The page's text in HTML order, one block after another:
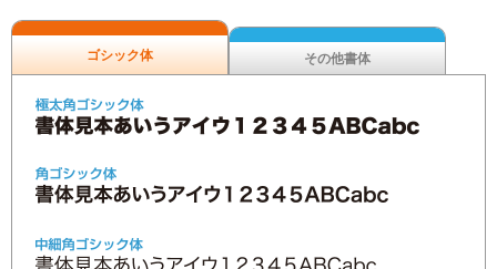
ゴシック体 その他書体